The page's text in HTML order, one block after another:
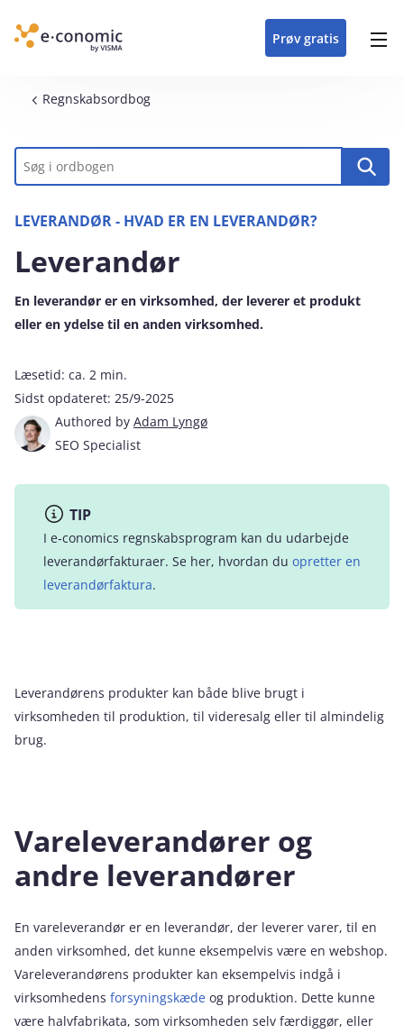
Header top menu
Prøv gratis
skræddersyet løsning
til din branche
e‑conomic
alle funktioner i
e‑conomic
e‑conomic
skræddersyede kurser
til administratorer
forhandler kan styrke
og vækste din
Brødkrumme
Regnskabsordbog
Nøgleord
LEVERANDØR - HVAD ER EN LEVERANDØR?
Leverandør
En leverandør er en virksomhed, der leverer et produkt
eller en ydelse til en anden virksomhed.
Læsetid: ca. 2 min.
Sidst opdateret: 25/9-2025
Authored by Adam Lyngø
SEO Specialist
TIP
I e‑conomics regnskabsprogram kan du udarbejde
leverandørfakturaer. Se her, hvordan du opretter en
leverandørfaktura.
Leverandørens produkter kan både blive brugt i
virksomheden til produktion, til videresalg eller til almindelig
brug.
Vareleverandører og
andre leverandører
En vareleverandør er en leverandør, der leverer varer, til en
anden virksomhed, det kunne eksempelvis være en webshop.
Vareleverandørens produkter kan eksempelvis indgå i
virksomhedens forsyningskæde og produktion. Dette kunne
være halvfabrikata, som virksomheden selv færdiggør, eller